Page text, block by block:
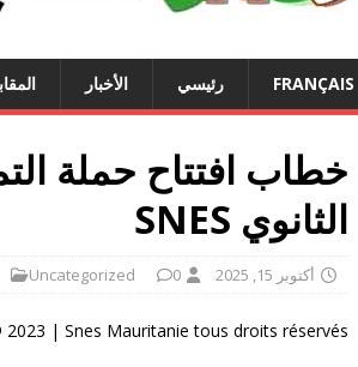
FRANÇAIS رئيسي الأخبار
خطاب افتتاح حملة
الثانوي SNES
أكتوبر 15, 2025 Uncategorized 0
| Snes Mauritanie tous droits réservés